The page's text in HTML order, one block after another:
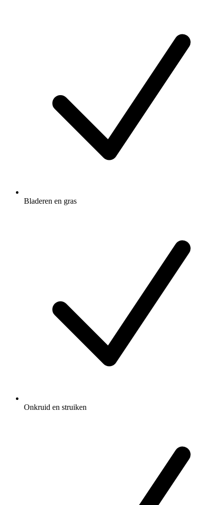
Bladeren en gras
Onkruid en struiken